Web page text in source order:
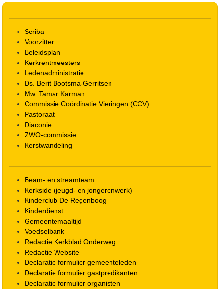
Scriba
Voorzitter
Beleidsplan
Kerkrentmeesters
Ledenadministratie
Ds. Berit Bootsma-Gerritsen
Mw. Tamar Karman
Commissie Coördinatie Vieringen (CCV)
Pastoraat
Diaconie
ZWO-commissie
Kerstwandeling
Beam- en streamteam
Kerkside (jeugd- en jongerenwerk)
Kinderclub De Regenboog
Kinderdienst
Gemeentemaaltijd
Voedselbank
Redactie Kerkblad Onderweg
Redactie Website
Declaratie formulier gemeenteleden
Declaratie formulier gastpredikanten
Declaratie formulier organisten